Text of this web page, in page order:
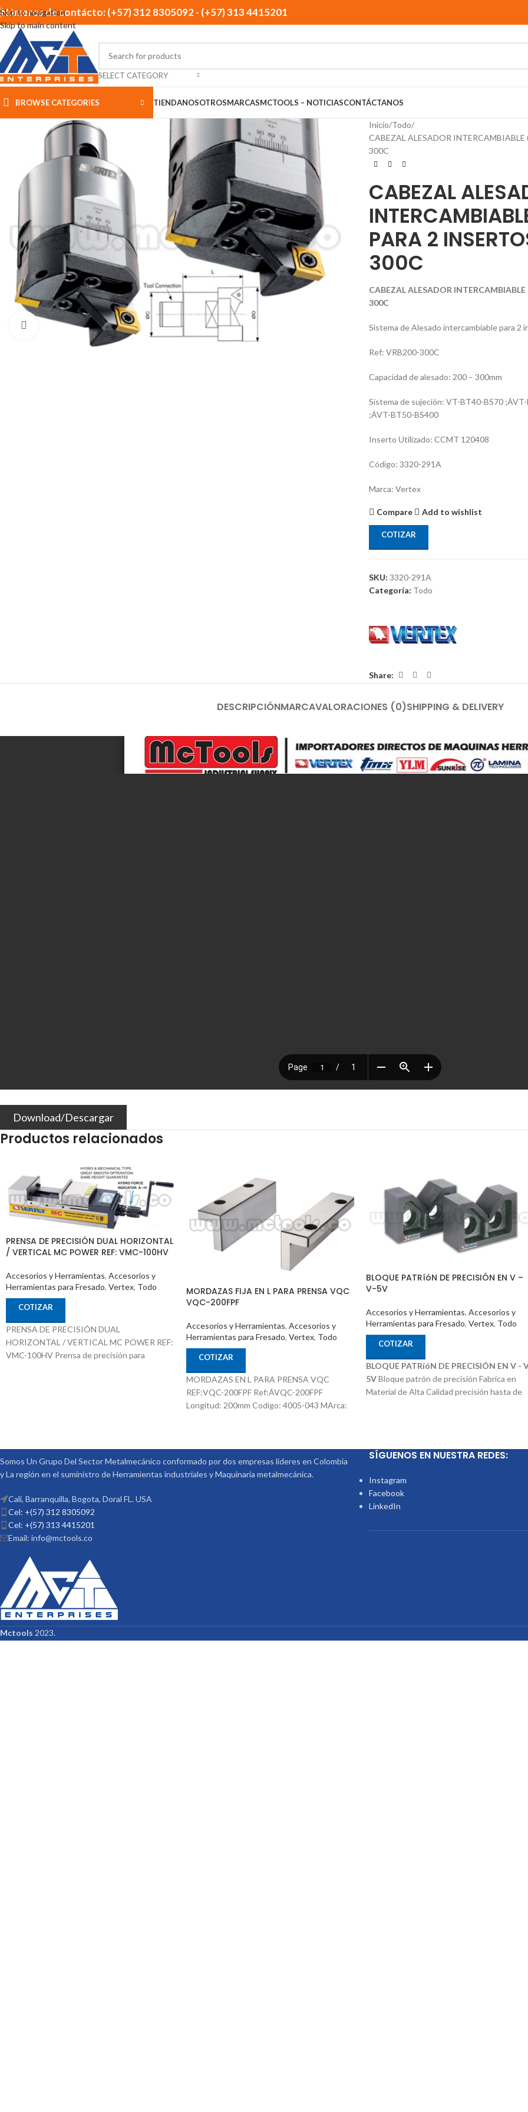
Skip to navigation
Skip to main content
Números de contácto: (+57) 312 8305092 - (+57) 313 4415201
SELECT CATEGORY
BROWSE CATEGORIES TIENDANOSOTROSMARCASMCTOOLS – NOTICIASCONTÁCTANOS
Click to enlarge
Inicio Todo
CABEZAL ALESADOR
300C
CABEZAL
PARA 2
300C
CABEZAL ALESADOR
300C
Sistema de Alesado intercambiable para 2
Ref: VRB200-300C
Capacidad de alesado: 200 – 300mm
Sistema de sujeción: VT-BT40-BS70
;ÁVT-BT50-BS400
Inserto Utilizado: CCMT 120408
Código: 3320-291A
Marca: Vertex
Compare Add to wishlist
COTIZAR
SKU: 3320-291A
Categoría: Todo
Share:
DESCRIPCIÓNMARCAVALORACIONES (0)SHIPPING & DELIVERY
Download/Descargar
Productos relacionados
PRENSA DE PRECISIÓN DUAL HORIZONTAL
/ VERTICAL MC POWER REF: VMC-100HV
Accesorios y Herramientas, Accesorios y
Herramientas para Fresado, Vertex, Todo
COTIZAR
PRENSA DE PRECISIÓN DUAL
HORIZONTAL / VERTICAL MC POWER REF:
VMC-100HV Prensa de precisión para
MORDAZAS FIJA EN L PARA PRENSA VQC
VQC-200FPF
Accesorios y Herramientas, Accesorios y
Herramientas para Fresado, Vertex, Todo
COTIZAR
MORDAZAS EN L PARA PRENSA VQC
REF:VQC-200FPF Ref:ÁVQC-200FPF
Longitud: 200mm Codigo: 4005-043 MArca:
BLOQUE PATRíóN DE PRECISIÓN EN V –
V-5V
Accesorios y Herramientas, Accesorios y
Herramientas para Fresado, Vertex, Todo
COTIZAR
BLOQUE PATRíóN DE PRECISIÓN EN V -
5VBloque patrón de precisión Fabrica en
Material de Alta Calidad precisión hasta de
Somos Un Grupo Del Sector Metalmecánico conformado por dos empresas lideres en Colombia
y La región en el suministro de Herramientas industriales y Maquinaria metalmecánica.
Cali, Barranquilla, Bogota, Doral FL. USA
Cel: +(57) 312 8305092
Cel: +(57) 313 4415201
Email: info@mctools.co
SÍGUENOS EN NUESTRA REDES:
Instagram
Facebook
LinkedIn
Mctools 2023.